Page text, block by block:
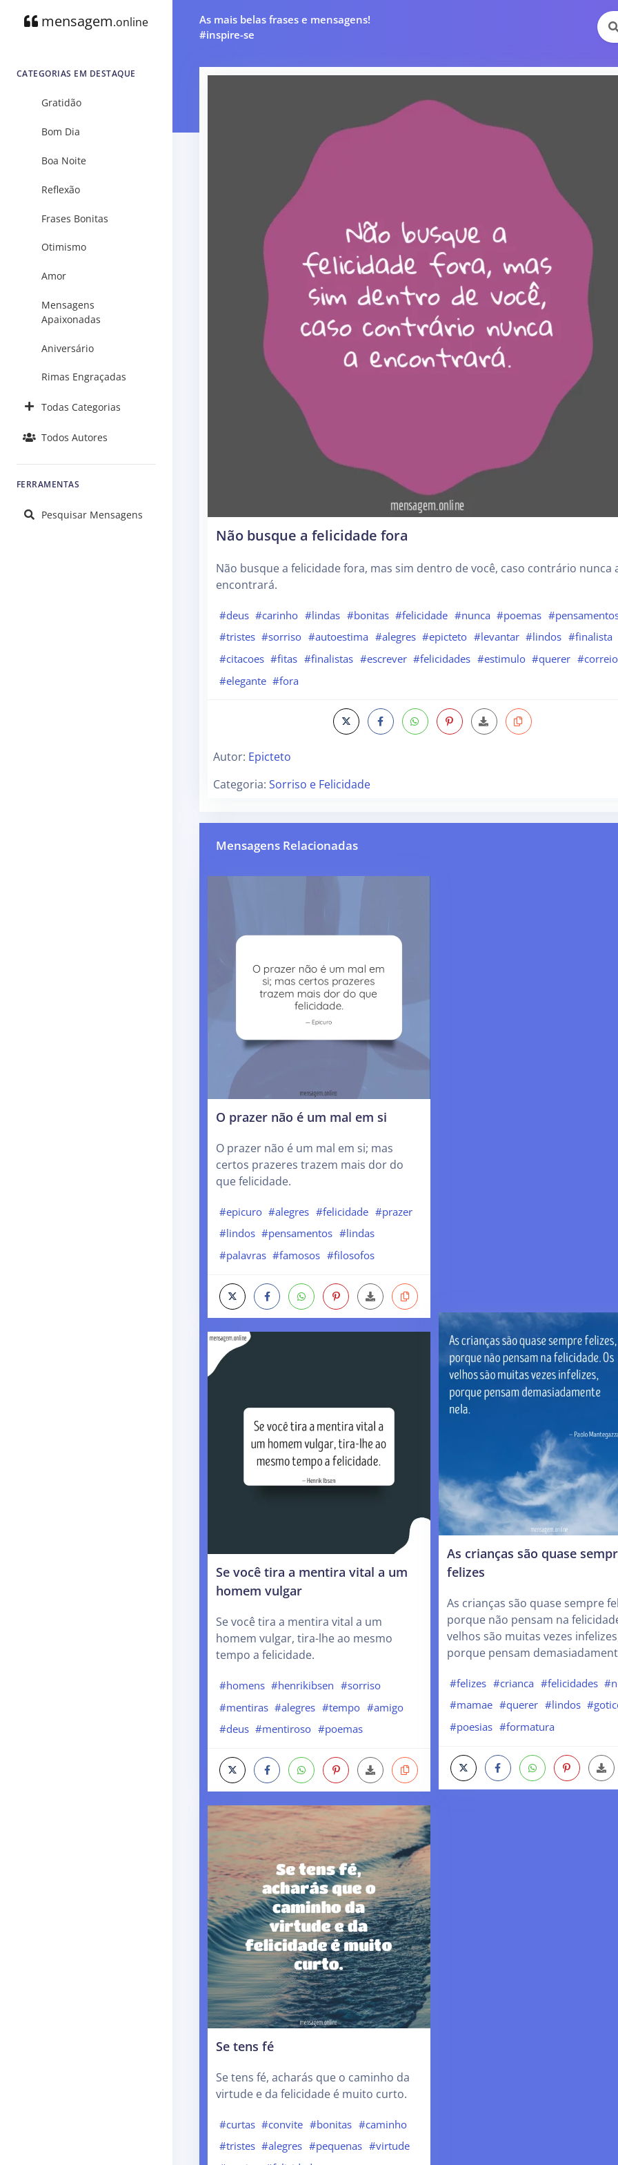
mensagem.online
CATEGORIAS EM DESTAQUE
Gratidão
Bom Dia
Boa Noite
Reflexão
Frases Bonitas
Otimismo
Amor
Mensagens
Apaixonadas
Aniversário
Rimas Engraçadas
Todas Categorias
Todos Autores
FERRAMENTAS
Pesquisar Mensagens
As mais belas frases e mensagens!
#inspire-se
Não busque a felicidade fora
Não busque a felicidade fora, mas sim dentro de você, caso contrário nunca
encontrará.
#deus #carinho #lindas #bonitas #felicidade #nunca #poemas
#tristes #sorriso #autoestima #alegres #epicteto #levantar #lindos #finalista
#citacoes #fitas #finalistas #escrever #felicidades #estimulo #querer #correio
#elegante #fora
Autor: Epicteto
Categoria: Sorriso e Felicidade
Mensagens Relacionadas
O prazer não é um mal em si
O prazer não é um mal em si; mas
certos prazeres trazem mais dor do
que felicidade.
#epicuro #alegres #felicidade #prazer
#lindos #pensamentos #lindas
#palavras #famosos #filosofos
Se você tira a mentira vital a um
homem vulgar
Se você tira a mentira vital a um
homem vulgar, tira-lhe ao mesmo
tempo a felicidade.
#homens #henrikibsen #sorriso
#mentiras #alegres #tempo #amigo
#deus #mentiroso #poemas
Se tens fé
Se tens fé, acharás que o caminho da
virtude e da felicidade é muito curto.
#curtas #convite #bonitas #caminho
#tristes #alegres #pequenas #virtude
As crianças são quase
felizes
As crianças são quase sempre
porque não pensam na
velhos são muitas vezes
porque pensam
#felizes #crianca #felicidades
#mamae #querer #lindos
#poesias #formatura